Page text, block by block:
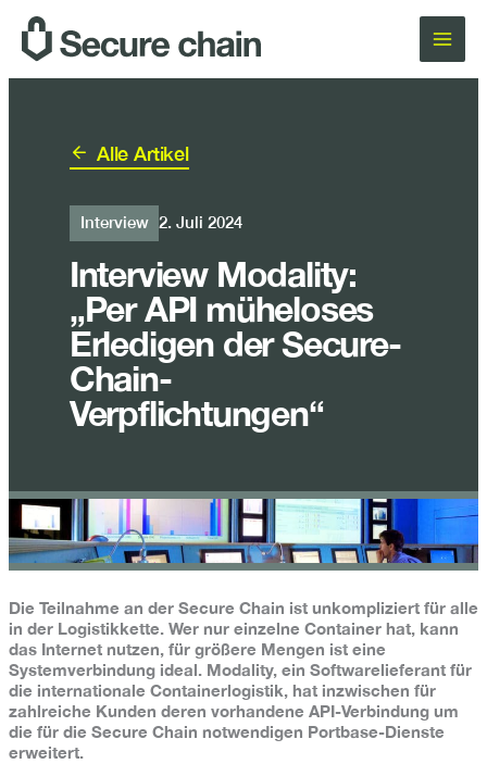
Inhalt
springen
Alle Artikel
Interview 2. Juli 2024
Interview Modality:
„Per API müheloses
Erledigen der Secure-
Chain-
Verpflichtungen“
Die Teilnahme an der Secure Chain ist unkompliziert für alle
in der Logistikkette. Wer nur einzelne Container hat, kann
das Internet nutzen, für größere Mengen ist eine
Systemverbindung ideal. Modality, ein Softwarelieferant für
die internationale Containerlogistik, hat inzwischen für
zahlreiche Kunden deren vorhandene API-Verbindung um
die für die Secure Chain notwendigen Portbase-Dienste
erweitert.